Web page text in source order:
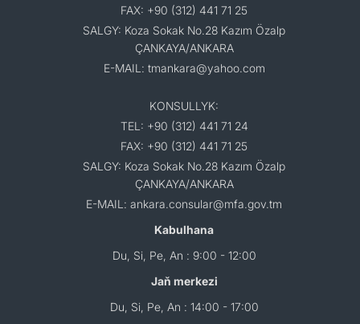
FAX: +90 (312) 441 71 25
SALGY: Koza Sokak No.28 Kazım Özalp
ÇANKAYA/ANKARA
E-MAIL: tmankara@yahoo.com
KONSULLYK:
TEL: +90 (312) 441 71 24
FAX: +90 (312) 441 71 25
SALGY: Koza Sokak No.28 Kazım Özalp
ÇANKAYA/ANKARA
E-MAIL: ankara.consular@mfa.gov.tm
Kabulhana
Du, Si, Pe, An : 9:00 - 12:00
Jaň merkezi
Du, Si, Pe, An : 14:00 - 17:00